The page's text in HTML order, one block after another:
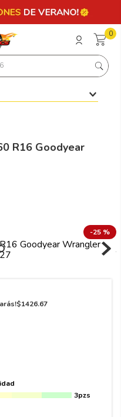
0
R16 Goodyear
-25 %
$1426.67
3pzs
más buscados